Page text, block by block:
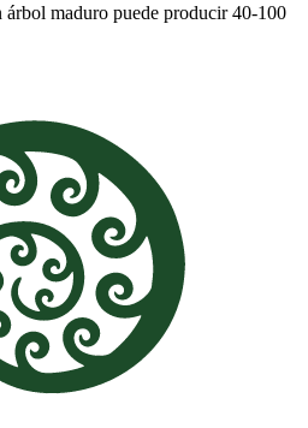
maduro puede producir 40-100